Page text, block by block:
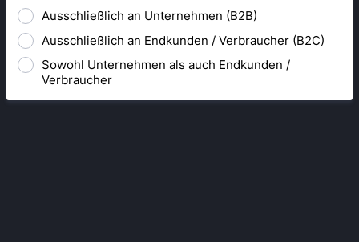
Ausschließlich an Unternehmen (B2B)
Ausschließlich an Endkunden / Verbraucher (B2C)
Sowohl Unternehmen als auch Endkunden /
Verbraucher